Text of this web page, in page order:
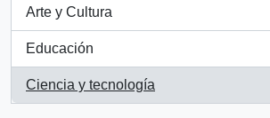
Arte y Cultura
, 1 resultados
Educación
, 1 resultados
Ciencia y tecnología
, 1 resultados